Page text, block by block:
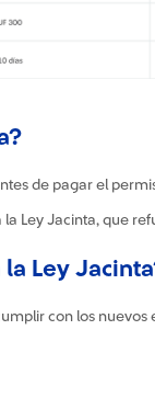
de pagar el
Ley Jacinta, que
Ley
con los